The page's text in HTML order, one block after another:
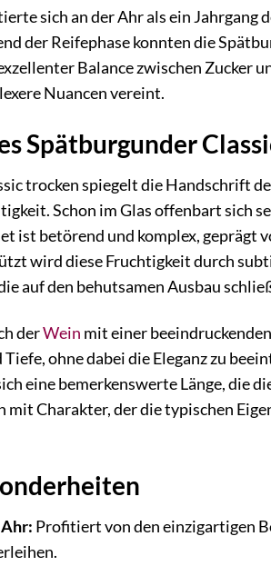
sich an der Ahr als ein
der Reifephase konnten die
Balance zwischen Zucker
Nuancen vereint.
Spätburgunder
trocken spiegelt die Handschrift
Schon im Glas offenbart sich
ist betörend und komplex,
wird diese Fruchtigkeit durch
auf den behutsamen Ausbau
derWein mit einer
ohne dabei die Eleganz zu
eine bemerkenswerte Länge, die
Charakter, der die typischen
Profitiert von den einzigartigen